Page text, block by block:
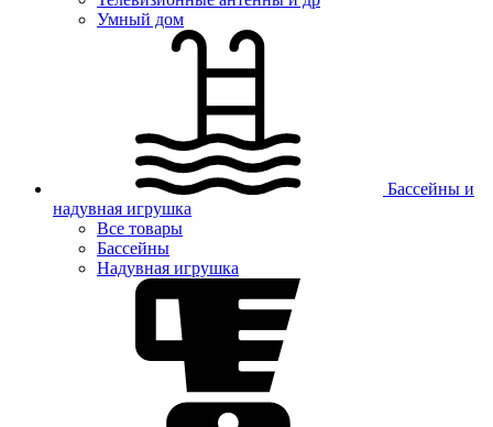
Умный дом
Бассейны и
надувная игрушка
Все товары
Бассейны
Надувная игрушка